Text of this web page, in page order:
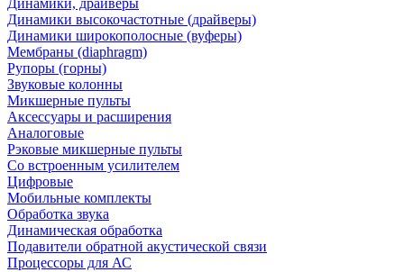
Динамики, драйверы
Динамики высокочастотные (драйверы)
Динамики широкополосные (вуферы)
Мембраны (diaphragm)
Рупоры (горны)
Звуковые колонны
Микшерные пульты
Аксессуары и расширения
Аналоговые
Рэковые микшерные пульты
Со встроенным усилителем
Цифровые
Мобильные комплекты
Обработка звука
Динамическая обработка
Подавители обратной акустической связи
Процессоры для АС